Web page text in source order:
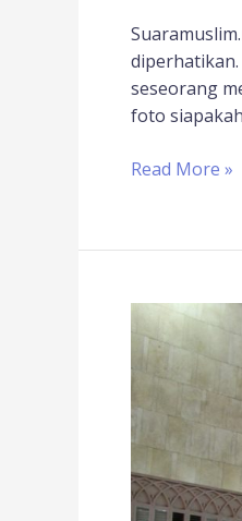
seseorang
foto
Read More »
Kotak
Kasih
Sayang